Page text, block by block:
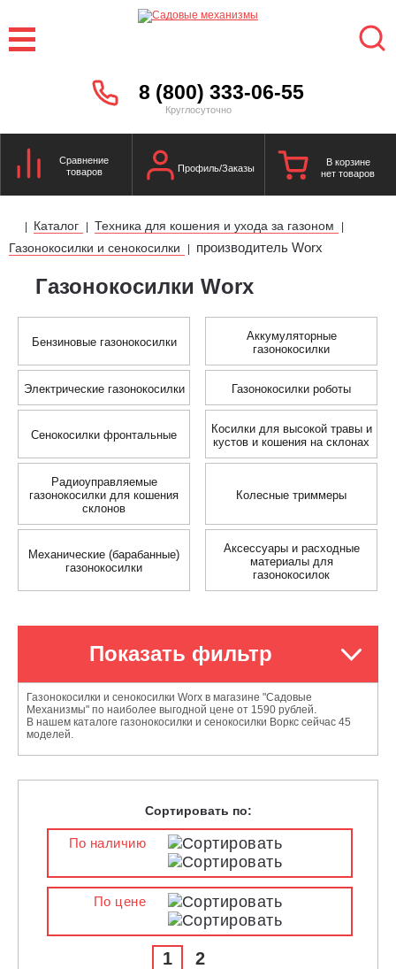
8 (800) 333-06-55
Круглосуточно
Сравнение
товаров
Профиль/Заказы
В корзине
нет товаров
| Каталог | Техника для кошения и ухода за газоном |
Газонокосилки и сенокосилки | производитель Worx
Газонокосилки Worx
Бензиновые газонокосилки
Аккумуляторные
газонокосилки
Электрические газонокосилки Газонокосилки роботы
Сенокосилки фронтальные
Косилки для высокой травы и
кустов и кошения на склонах
Радиоуправляемые
газонокосилки для кошения
склонов
Колесные триммеры
Механические (барабанные)
газонокосилки
Аксессуары и расходные
материалы для
газонокосилок
Показать фильтр
Газонокосилки и сенокосилки Worx в магазине "Садовые
Механизмы" по наиболее выгодной цене от 1590 рублей.
В нашем каталоге газонокосилки и сенокосилки Воркс сейчас 45
моделей.
Сортировать по:
По наличию
По цене
1 2